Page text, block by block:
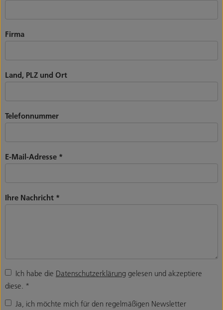
Firma
Land, PLZ und Ort
Telefonnummer
E-Mail-Adresse *
Ihre Nachricht *
Ich habe die Datenschutzerklärung gelesen und akzeptiere
diese. *
Ja, ich möchte mich für den regelmäßigen Newsletter